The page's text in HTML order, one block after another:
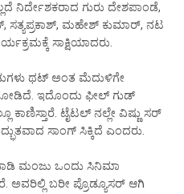
ನಿರ್ದೇಶಕರಾದ ಗುರು ದೇಶಪಾಂಡೆ,
ಮಹೇಶ್ ಕುಮಾರ್, ನಟ
ಸಾಕ್ಷಿಯಾದರು.
ಥಟ್ ಅಂತ ಮೆದುಳಿಗೇ
ನೋಡಿದೆ. ಇದೊಂದು ಫೀಲ್ ಗುಡ್
ಕಾಣಿಸ್ತಾರೆ. ಟೈಟಲ್ ನಲ್ಲೇ ವಿಷ್ಣು ಸರ್
ಸಾಂಗ್ ಸಿಕ್ಕಿದೆ ಎಂದರು.
ಮಂಜು ಒಂದು ಸಿನಿಮಾ
ಅವರಿಲ್ಲಿ ಬರೀ ಪ್ರೊಡ್ಯೂಸರ್ ಆಗಿ